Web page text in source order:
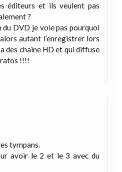
éditeurs et ils veulent pas
?
du DVD je voie pas pourquoi
autant l’enregistrer lors
des chaine HD et qui diffuse
!!!!
tympans.
avoir le 2 et le 3 avec du